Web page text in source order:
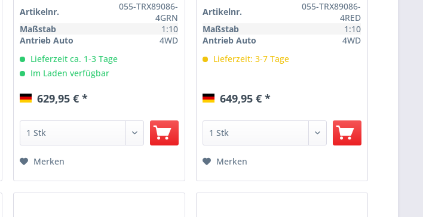
Artikelnr.
055-TRX89086-
4GRN
Maßstab
1:10
Antrieb Auto
4WD
Lieferzeit ca. 1-3 Tage
Im Laden verfügbar
629,95 € *
Merken
Artikelnr.
055-TRX89086-
4RED
Maßstab
1:10
Antrieb Auto
4WD
Lieferzeit: 3-7 Tage
649,95 € *
Merken